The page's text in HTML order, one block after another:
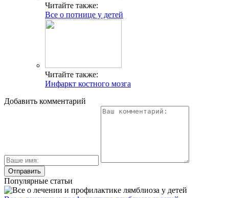
Читайте также:
Все о потнице у детей
Читайте также:
Инфаркт костного мозга
Добавить комментарий
Популярные статьи